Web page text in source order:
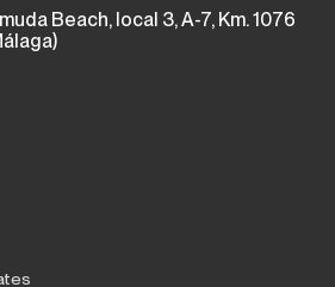
Beach, local 3, A-7, Km. 1076